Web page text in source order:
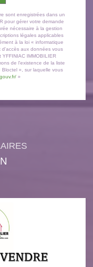
sont enregistrées dans un
pour gérer votre demande
nécessaire à la gestion
légales applicables
à la loi « informatique
d'accès aux données vous
IMMOBILIER
de l'existence de la liste
», sur laquelle vous
»